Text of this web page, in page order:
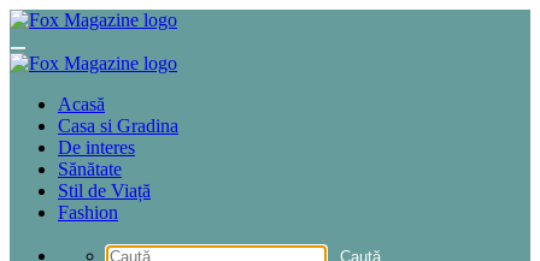
Sari
conținut
Acasă
Casa si Gradina
De interes
Sănătate
Stil de Viață
Fashion